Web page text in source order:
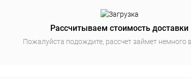
Рассчитываем стоимость доставки
Пожалуйста подождите, рассчет займет немного